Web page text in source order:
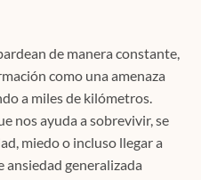
de manera constante,
como una amenaza
a miles de kilómetros.
nos ayuda a sobrevivir, se
miedo o incluso llegar a
generalizada